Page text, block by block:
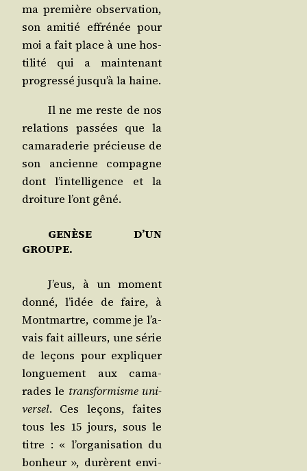
ma pre­mière obser­va­tion,
son ami­tié effré­née pour
moi a fait place à une hos­
ti­li­té qui a main­te­nant
pro­gres­sé jus­qu’à la haine.
Il ne me reste de nos
rela­tions pas­sées que la
cama­ra­de­rie pré­cieuse de
son ancienne com­pagne
dont l’in­tel­li­gence et la
droi­ture l’ont gêné.
GENÈSE D’UN
GROUPE.
J’eus, à un moment
don­né, l’i­dée de faire, à
Mont­martre, comme je l’a­
vais fait ailleurs, une série
de leçons pour expli­quer
lon­gue­ment aux cama­
rades le trans­for­misme uni­
ver­sel. Ces leçons, faites
tous les 15 jours, sous le
titre : « l’or­ga­ni­sa­tion du
bon­heur », durèrent envi­